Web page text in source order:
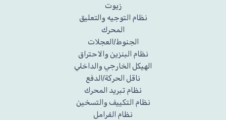
زيوت
نظام التوجيه والتعليق
المحرك
الجنوط/العجلات
نظام البنزين والاحتراق
الهيكل الخارجي والداخلي
ناقل الحركة/الدفع
نظام تبريد المحرك
نظام التكييف والتسخين
نظام الفرامل